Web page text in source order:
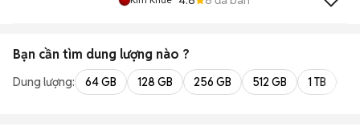
Bạn cần tìm dung lượng nào ?
Dung lượng: 64 GB 128 GB 256 GB 512 GB 1 TB